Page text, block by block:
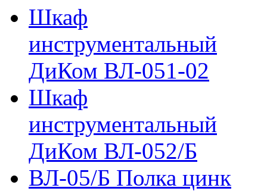
Шкаф
инструментальный
ДиКом ВЛ-051-02
Шкаф
инструментальный
ДиКом ВЛ-052/Б
ВЛ-05/Б Полка цинк